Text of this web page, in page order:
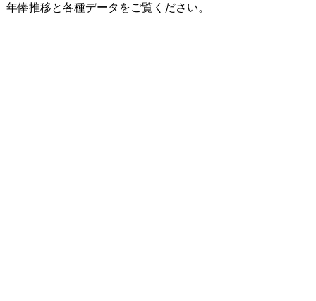
年俸推移と各種データをご覧ください。